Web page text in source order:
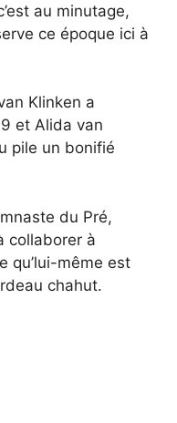
au minutage,
ce époque ici à
Klinken a
et Alida van
pile un bonifié
du Pré,
collaborer à
qu’lui-même est
chahut.